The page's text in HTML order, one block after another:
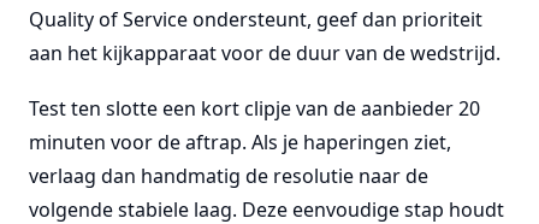
Quality of Service ondersteunt, geef dan prioriteit
aan het kijkapparaat voor de duur van de wedstrijd.
Test ten slotte een kort clipje van de aanbieder 20
minuten voor de aftrap. Als je haperingen ziet,
verlaag dan handmatig de resolutie naar de
volgende stabiele laag. Deze eenvoudige stap houdt